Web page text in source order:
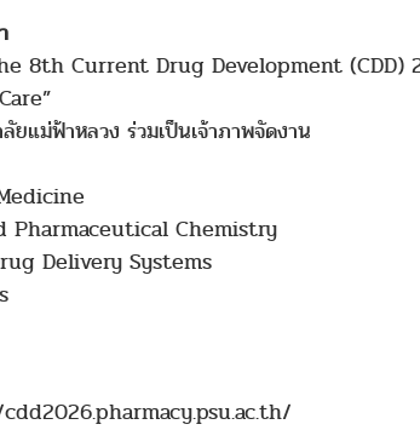
8th Current Drug Development (CDD)
ยแม่ฟ้าหลวง ร่วมเป็นเจ้าภาพจัดงาน
Chemistry
Delivery Systems
cdd2026.pharmacy.psu.ac.th/